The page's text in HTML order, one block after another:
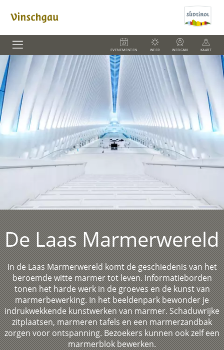
EVENEMENTEN WEER WEBCAM KAART
De Laas Marmerwereld
In de Laas Marmerwereld komt de geschiedenis van het
beroemde witte marmer tot leven. Informatieborden
tonen het harde werk in de groeves en de kunst van
marmerbewerking. In het beeldenpark bewonder je
indrukwekkende kunstwerken van marmer. Schaduwrijke
zitplaatsen, marmeren tafels en een marmerzandbak
zorgen voor ontspanning. Bezoekers kunnen ook zelf een
marmerblok bewerken.